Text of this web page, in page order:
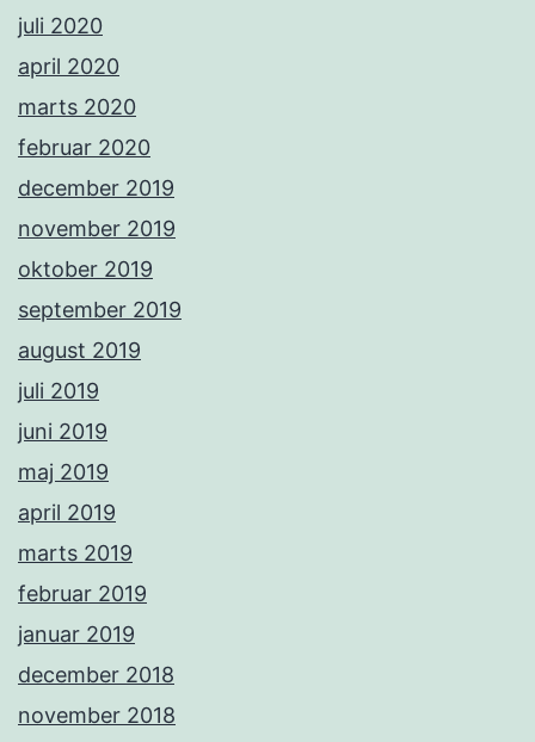
juli 2020
april 2020
marts 2020
februar 2020
december 2019
november 2019
oktober 2019
september 2019
august 2019
juli 2019
juni 2019
maj 2019
april 2019
marts 2019
februar 2019
januar 2019
december 2018
november 2018